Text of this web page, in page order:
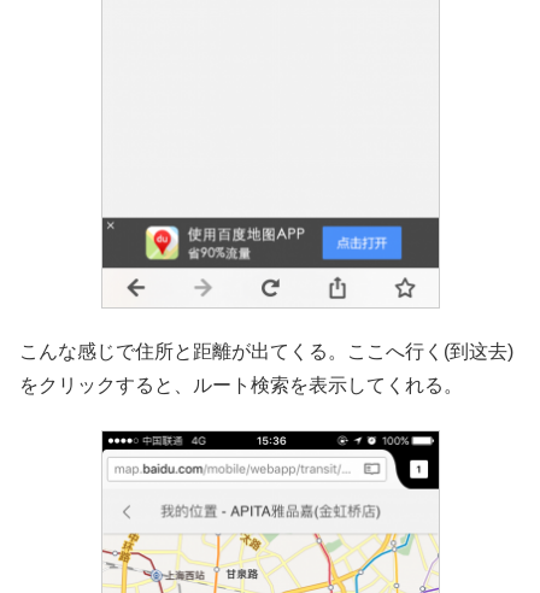
こんな感じで住所と距離が出てくる。ここへ行く(到这去)
をクリックすると、ルート検索を表示してくれる。